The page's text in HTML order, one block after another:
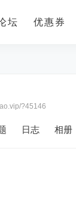
坛 优惠券
?45146
日志 相册